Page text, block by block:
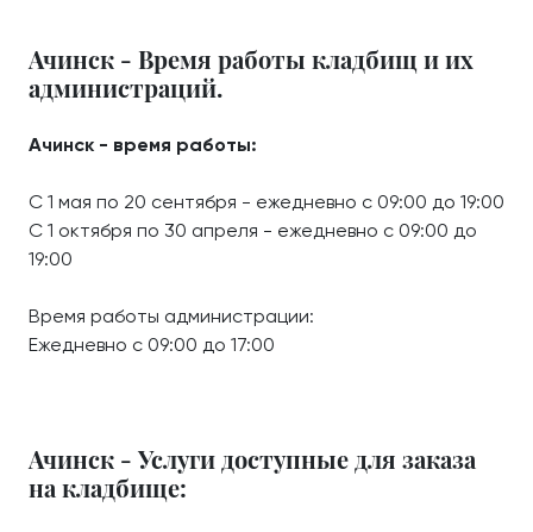
Ачинск - Время работы кладбищ и их
администраций.
Ачинск - время работы:
С 1 мая по 20 сентября - ежедневно с 09:00 до 19:00
С 1 октября по 30 апреля - ежедневно с 09:00 до
19:00
Время работы администрации:
Ежедневно с 09:00 до 17:00
Ачинск - Услуги доступные для заказа
на кладбище: